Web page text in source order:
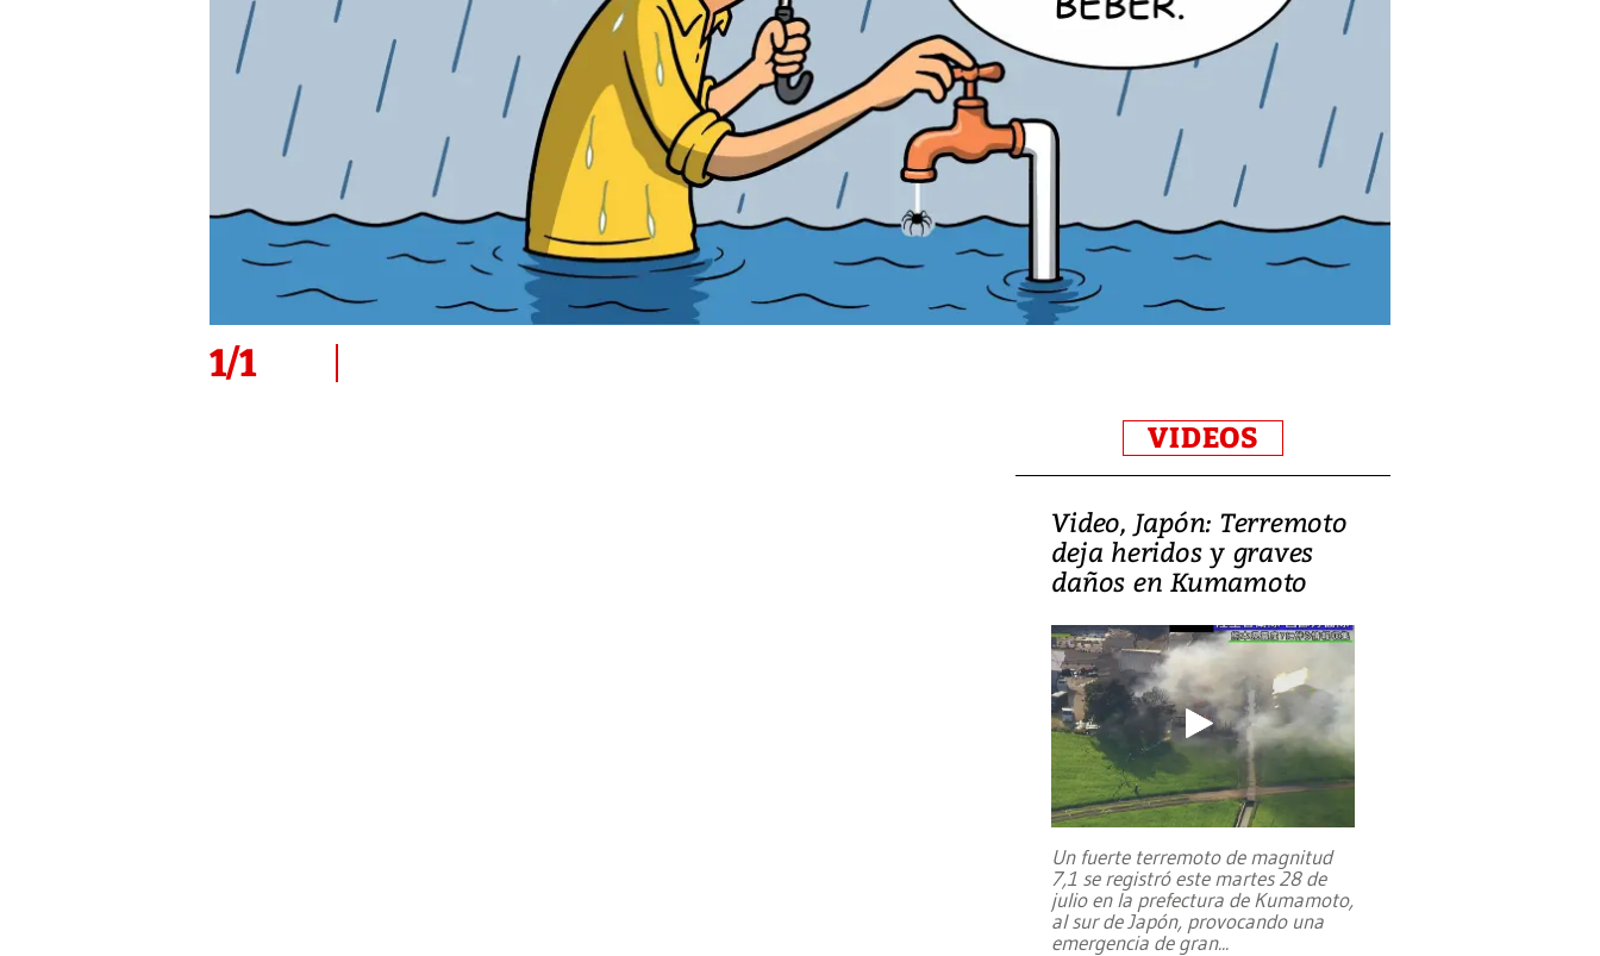
1/1
VIDEOS
Video, Japón: Terremoto
deja heridos y graves
daños en Kumamoto
Un fuerte terremoto de magnitud
7,1 se registró este martes 28 de
julio en la prefectura de Kumamoto,
al sur de Japón, provocando una
emergencia de gran...